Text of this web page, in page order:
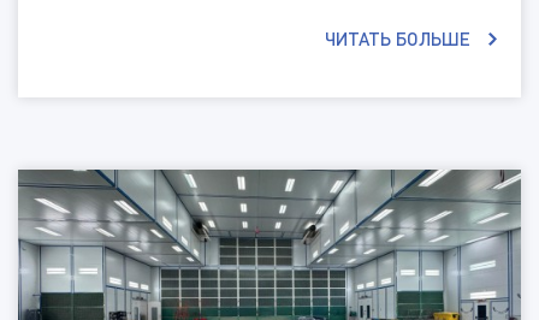
ЧИТАТЬ БОЛЬШЕ